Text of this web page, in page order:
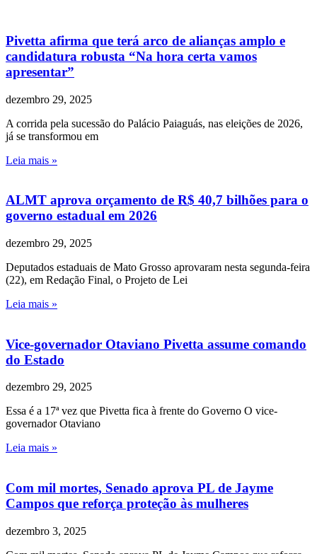
Pivetta afirma que terá arco de alianças amplo e
candidatura robusta “Na hora certa vamos
apresentar”
dezembro 29, 2025
A corrida pela sucessão do Palácio Paiaguás, nas eleições de 2026,
já se transformou em
Leia mais »
ALMT aprova orçamento de R$ 40,7 bilhões para o
governo estadual em 2026
dezembro 29, 2025
Deputados estaduais de Mato Grosso aprovaram nesta segunda-feira
(22), em Redação Final, o Projeto de Lei
Leia mais »
Vice-governador Otaviano Pivetta assume comando
do Estado
dezembro 29, 2025
Essa é a 17ª vez que Pivetta fica à frente do Governo O vice-
governador Otaviano
Leia mais »
Com mil mortes, Senado aprova PL de Jayme
Campos que reforça proteção às mulheres
dezembro 3, 2025